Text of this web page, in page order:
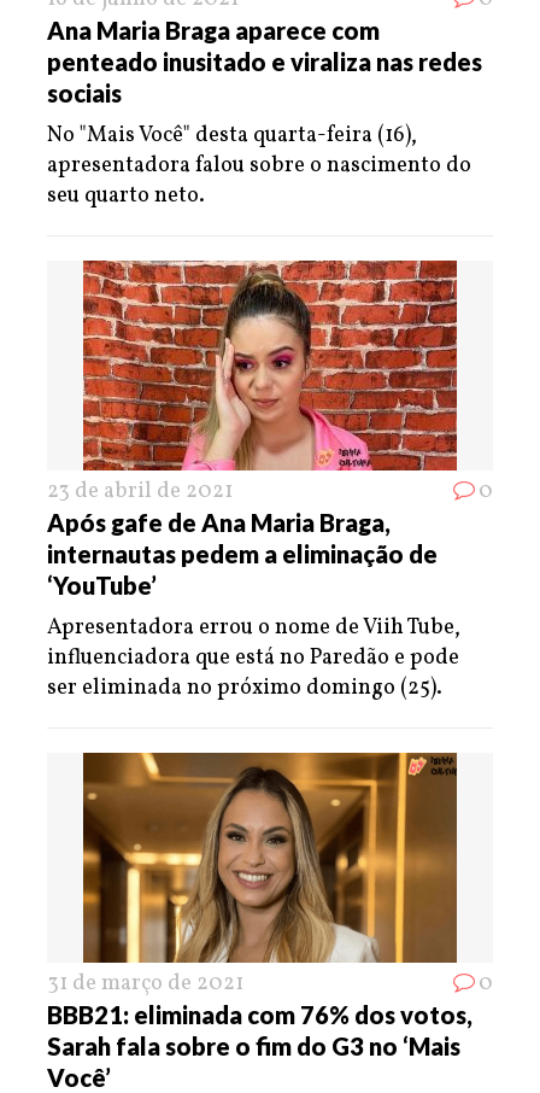
Ana Maria Braga aparece com
penteado inusitado e viraliza nas redes
sociais
No "Mais Você" desta quarta-feira (16),
apresentadora falou sobre o nascimento do
seu quarto neto.
23 de abril de 2021 0
Após gafe de Ana Maria Braga,
internautas pedem a eliminação de
‘YouTube’
Apresentadora errou o nome de Viih Tube,
influenciadora que está no Paredão e pode
ser eliminada no próximo domingo (25).
31 de março de 2021 0
BBB21: eliminada com 76% dos votos,
Sarah fala sobre o fim do G3 no ‘Mais
Você’